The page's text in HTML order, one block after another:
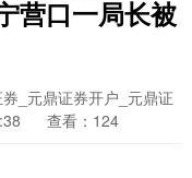
营口一局长被
_元鼎证券开户_元鼎证
查看：124